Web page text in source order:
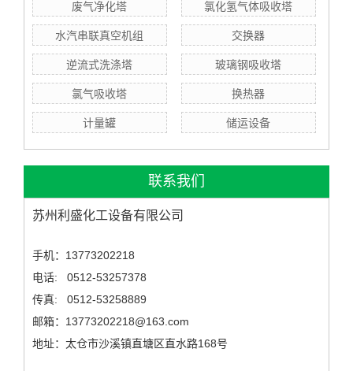
废气净化塔 氯化氢气体吸收塔
水汽串联真空机组 交换器
逆流式洗涤塔 玻璃钢吸收塔
氯气吸收塔 换热器
计量罐 储运设备
联系我们
苏州利盛化工设备有限公司
手机：13773202218
电话: 0512-53257378
传真: 0512-53258889
邮箱：13773202218@163.com
地址：太仓市沙溪镇直塘区直水路168号